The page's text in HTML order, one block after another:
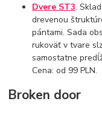
Dvere ST3.
drevenou
pántami. Sada
rukoväť v tvare
samostatne
Cena: od 99 PLN.
Broken door